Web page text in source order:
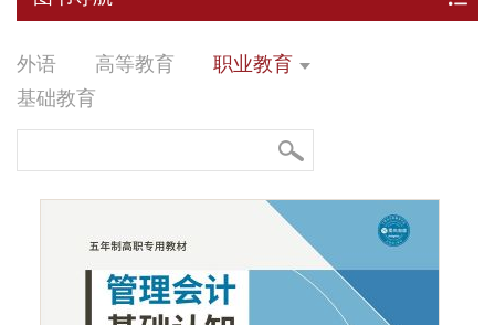
外语 高等教育
职业教育
基础教育